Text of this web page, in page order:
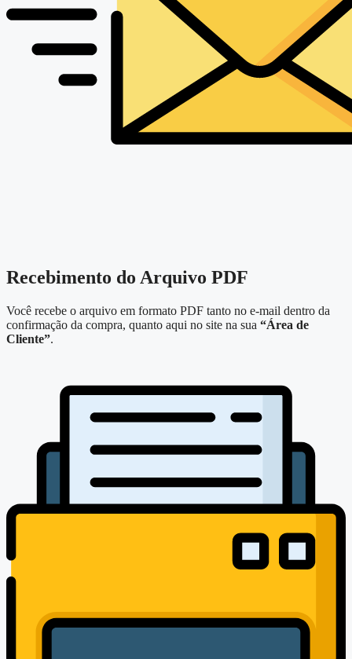
Recebimento do Arquivo PDF
Você recebe o arquivo em formato PDF tanto no e-mail dentro da
confirmação da compra, quanto aqui no site na sua “Área de
Cliente”.